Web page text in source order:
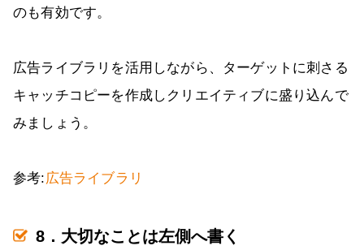
のも有効です。
広告ライブラリを活用しながら、ターゲットに刺さる
キャッチコピーを作成しクリエイティブに盛り込んで
みましょう。
参考:広告ライブラリ
8．大切なことは左側へ書く